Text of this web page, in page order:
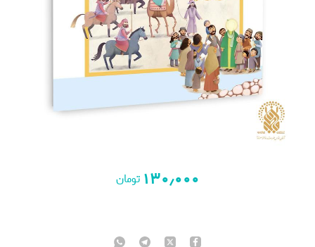
۱۳۰٫۰۰۰ تومان